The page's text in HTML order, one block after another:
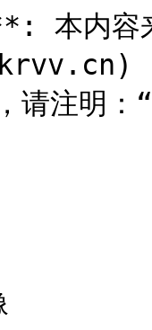
本内
-
请注明